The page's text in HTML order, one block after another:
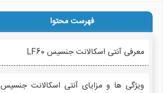
فهرست محتوا
معرفی آنتی اسکالانت جنسیس LF60
ویژگی ها و مزایای آنتی اسکالانت جنسیس